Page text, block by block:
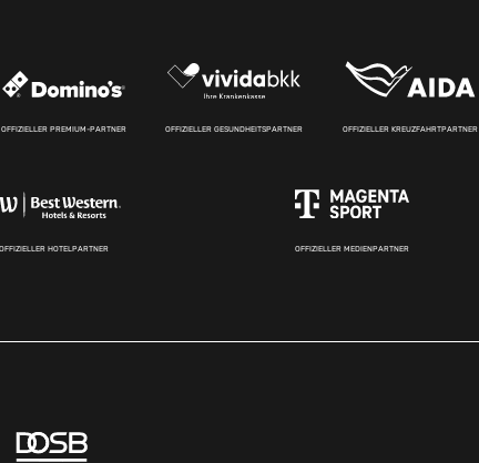
OFFIZIELLER PREMIUM-PARTNER OFFIZIELLER GESUNDHEITSPARTNER OFFIZIELLER KREUZFAHRTPARTNER
HOTELPARTNER OFFIZIELLER MEDIENPARTNER